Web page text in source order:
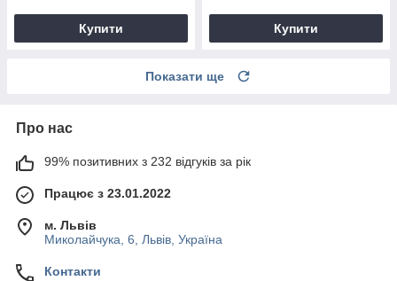
Купити Купити
Показати ще
Про нас
99% позитивних з 232 відгуків за рік
Працює з 23.01.2022
м. Львів
Миколайчука, 6, Львів, Україна
Контакти